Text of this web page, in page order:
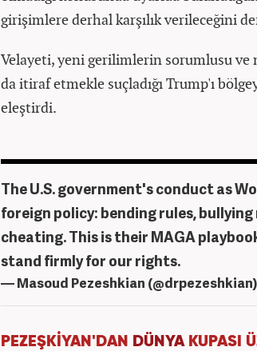
girişimlere derhal karşılık verileceğini
Velayeti, yeni gerilimlerin sorumlusu ve
da itiraf etmekle suçladığı Trump'ı
eleştirdi.
The U.S. government's conduct as
foreign policy: bending rules,
cheating. This is their MAGA
stand firmly for our rights.
— Masoud Pezeshkian (@drpezeshkian)
PEZEŞKİYAN'DAN DÜNYAKUPASI